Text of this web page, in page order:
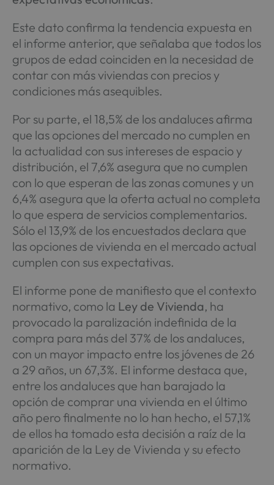
Este dato confirma la tendencia expuesta en
el informe anterior, que señalaba que todos los
grupos de edad coinciden en la necesidad de
contar con más viviendas con precios y
condiciones más asequibles.
Por su parte, el 18,5% de los andaluces afirma
que las opciones del mercado no cumplen en
la actualidad con sus intereses de espacio y
distribución, el 7,6% asegura que no cumplen
con lo que esperan de las zonas comunes y un
6,4% asegura que la oferta actual no completa
lo que espera de servicios complementarios.
Sólo el 13,9% de los encuestados declara que
las opciones de vivienda en el mercado actual
cumplen con sus expectativas.
El informe pone de manifiesto que el contexto
normativo, como la Ley de Vivienda, ha
provocado la paralización indefinida de la
compra para más del 37% de los andaluces,
con un mayor impacto entre los jóvenes de 26
a 29 años, un 67,3%. El informe destaca que,
entre los andaluces que han barajado la
opción de comprar una vivienda en el último
año pero finalmente no lo han hecho, el 57,1%
de ellos ha tomado esta decisión a raíz de la
aparición de la Ley de Vivienda y su efecto
normativo.